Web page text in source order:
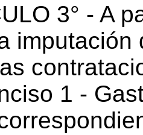
3° - A
imputación
1 -